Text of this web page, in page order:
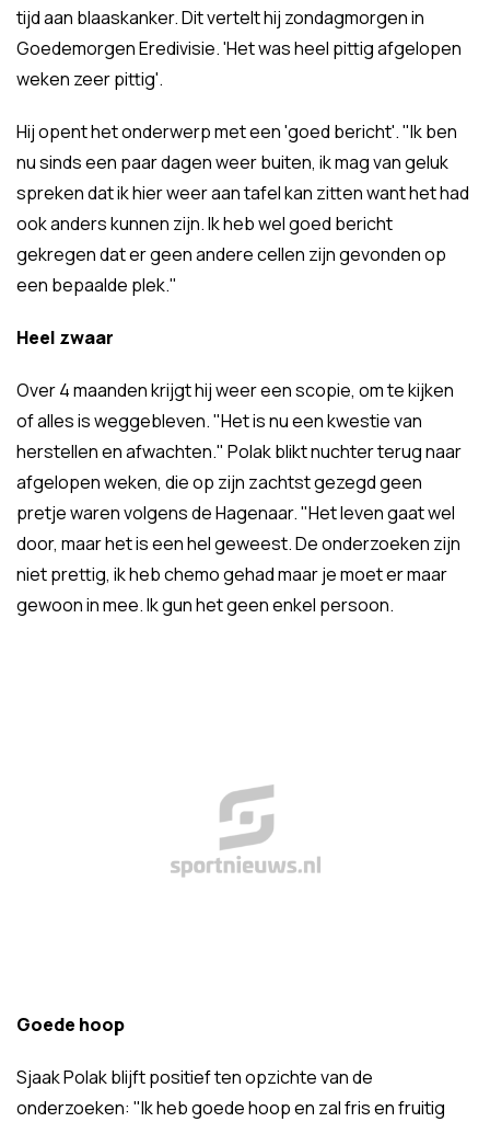
tijd aan blaaskanker. Dit vertelt hij zondagmorgen in
Goedemorgen Eredivisie. 'Het was heel pittig afgelopen
weken zeer pittig'.
Hij opent het onderwerp met een 'goed bericht'. "Ik ben
nu sinds een paar dagen weer buiten, ik mag van geluk
spreken dat ik hier weer aan tafel kan zitten want het had
ook anders kunnen zijn. Ik heb wel goed bericht
gekregen dat er geen andere cellen zijn gevonden op
een bepaalde plek."
Heel zwaar
Over 4 maanden krijgt hij weer een scopie, om te kijken
of alles is weggebleven. "Het is nu een kwestie van
herstellen en afwachten." Polak blikt nuchter terug naar
afgelopen weken, die op zijn zachtst gezegd geen
pretje waren volgens de Hagenaar. "Het leven gaat wel
door, maar het is een hel geweest. De onderzoeken zijn
niet prettig, ik heb chemo gehad maar je moet er maar
gewoon in mee. Ik gun het geen enkel persoon.
Goede hoop
Sjaak Polak blijft positief ten opzichte van de
onderzoeken: "Ik heb goede hoop en zal fris en fruitig